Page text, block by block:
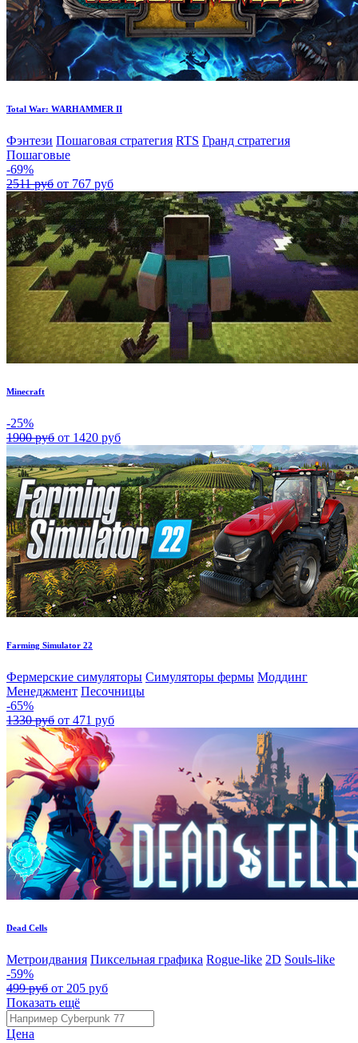
Total War: WARHAMMER II
Фэнтези Пошаговая стратегия RTS Гранд стратегия
Пошаговые
-69%
2511 руб от 767 руб
Minecraft
-25%
1900 руб от 1420 руб
Farming Simulator 22
Фермерские симуляторы Симуляторы фермы Моддинг
Менеджмент Песочницы
-65%
1330 руб от 471 руб
Dead Cells
Метроидвания Пиксельная графика Rogue-like 2D Souls-like
-59%
499 руб от 205 руб
Показать ещё
Цена